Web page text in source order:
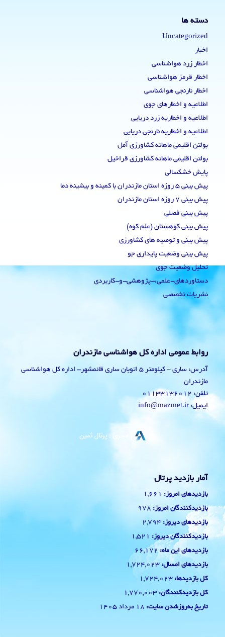
دسته ها
Uncategorized
اخبار
اخطار زرد هواشناسی
اخطار قرمز هواشناسی
اخطار نارنجی هواشناسی
اطلاعیه و اخطارهای جوی
اطلاعیه و اخطاریه زرد دریایی
اطلاعیه و اخطاریه نارنجی دریایی
بولتن اقلیمی ماهانه کشاورزی آمل
بولتن اقلیمی ماهانه کشاورزی قراخیل
پایش خشکسالی
پیش بینی 5 روزه استان مازندران با کمینه و بیشینه دما
پیش بینی 7 روزه استان مازندران
پیش بینی فصلی
پیش بینی کوهستان (علم کوه)
پیش بینی و توصیه های کشاورزی
پیش بینی وضعیت پایداری جو
تحلیل وضعیت جوی
دستاوردهای-علمی،-پژوهشی-و-کاربردی
نشریات تخصصی
روابط عمومی اداره کل هواشناسی مازندران
آدرس: ساری – کیلومتر 5 اتوبان ساری قائمشهر- اداره کل هواشناسی
مازندران
تلفن: 01133136012
ایمیل: info@mazmet.ir
آمار بازدید پرتال
بازدیدهای امروز: 1,661
بازدیدکنندگان امروز: 978
بازدیدهای دیروز: 2,794
بازدیدکنندگان دیروز: 1,521
بازدیدهای این ماه: 66,172
بازدیدهای امسال: 1,724,023
کل بازدیدها: 1,724,023
کل بازدیدکنند‌گان: 1,770,003
تاریخ به‌روزشدن سایت: 18 مرداد 1405